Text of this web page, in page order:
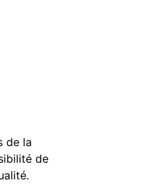
de la
de